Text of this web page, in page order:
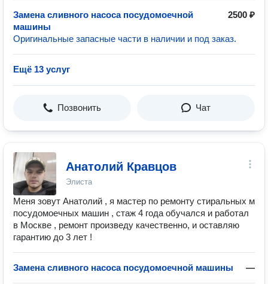
Замена сливного насоса посудомоечной
машины
2500 ₽
Оригинальные запасные части в наличии и под заказ.
Ещё 13 услуг
Позвонить Чат
Анатолий Кравцов
Элиста
Меня зовут Анатолий , я мастер по ремонту стиральных м
посудомоечных машин , стаж 4 года обучался и работал
в Москве , ремонт произведу качественно, и оставляю
гарантию до 3 лет !
Замена сливного насоса посудомоечной машины —